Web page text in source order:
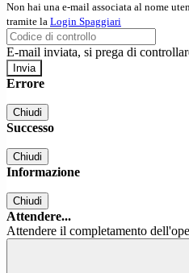
Non hai una e-mail associata al nome
tramite la Login Spaggiari
E-mail inviata, si prega di
Errore
Chiudi
Successo
Chiudi
Informazione
Chiudi
Attendere...
Attendere il completamento